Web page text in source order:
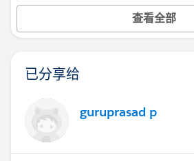
查看全部
已分享给
guruprasad p